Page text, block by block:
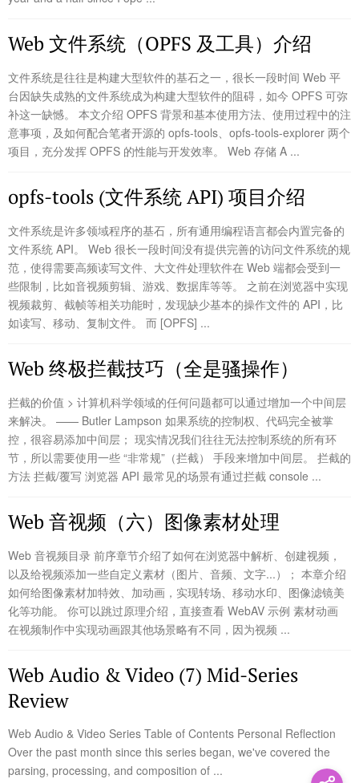
Web 文件系统（OPFS 及工具）介绍
文件系统是往往是构建大型软件的基石之一，很长一段时间 Web 平
台因缺失成熟的文件系统成为构建大型软件的阻碍，如今 OPFS 可弥
补这一缺憾。 本文介绍 OPFS 背景和基本使用方法、使用过程中的注
意事项，及如何配合笔者开源的 opfs-tools、opfs-tools-explorer 两个
项目，充分发挥 OPFS 的性能与开发效率。 Web 存储 A ...
opfs-tools (文件系统 API) 项目介绍
文件系统是许多领域程序的基石，所有通用编程语言都会内置完备的
文件系统 API。 Web 很长一段时间没有提供完善的访问文件系统的规
范，使得需要高频读写文件、大文件处理软件在 Web 端都会受到一
些限制，比如音视频剪辑、游戏、数据库等等。 之前在浏览器中实现
视频裁剪、截帧等相关功能时，发现缺少基本的操作文件的 API，比
如读写、移动、复制文件。 而 [OPFS] ...
Web 终极拦截技巧（全是骚操作）
拦截的价值 > 计算机科学领域的任何问题都可以通过增加一个中间层
来解决。 —— Butler Lampson 如果系统的控制权、代码完全被掌
控，很容易添加中间层； 现实情况我们往往无法控制系统的所有环
节，所以需要使用一些 “非常规”（拦截） 手段来增加中间层。 拦截的
方法 拦截/覆写 浏览器 API 最常见的场景有通过拦截 console ...
Web 音视频（六）图像素材处理
Web 音视频目录 前序章节介绍了如何在浏览器中解析、创建视频，
以及给视频添加一些自定义素材（图片、音频、文字...）； 本章介绍
如何给图像素材加特效、加动画，实现转场、移动水印、图像滤镜美
化等功能。 你可以跳过原理介绍，直接查看 WebAV 示例 素材动画
在视频制作中实现动画跟其他场景略有不同，因为视频 ...
Web Audio & Video (7) Mid-Series
Review
Web Audio & Video Series Table of Contents Personal Reflection
Over the past month since this series began, we've covered the
parsing, processing, and composition of ...